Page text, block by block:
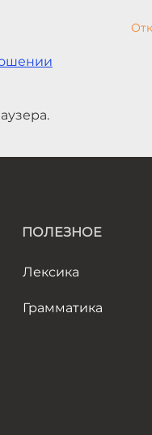
ПОЛЕЗНОЕ
Лексика
Грамматика